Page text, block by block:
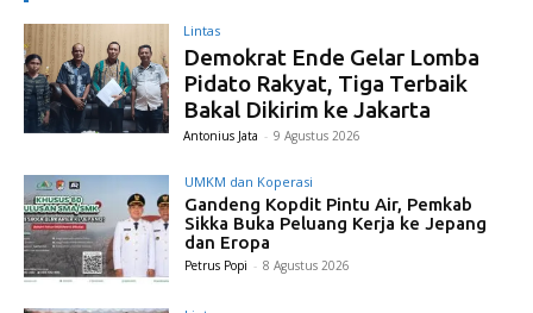
Lintas
Demokrat Ende Gelar Lomba
Pidato Rakyat, Tiga Terbaik
Bakal Dikirim ke Jakarta
Antonius Jata - 9 Agustus 2026
UMKM dan Koperasi
Gandeng Kopdit Pintu Air, Pemkab
Sikka Buka Peluang Kerja ke Jepang
dan Eropa
Petrus Popi - 8 Agustus 2026